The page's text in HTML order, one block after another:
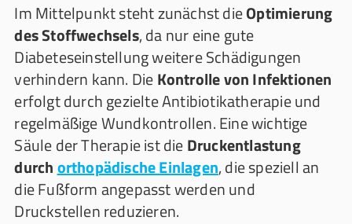
Im Mittelpunkt steht zunächst dieOptimierung
des Stoffwechsels, da nur eine gute
Diabeteseinstellung weitere Schädigungen
verhindern kann. DieKontrolle von Infektionen
erfolgt durch gezielte Antibiotikatherapie und
regelmäßige Wundkontrollen. Eine wichtige
Säule der Therapie ist dieDruckentlastung
durchorthopädische Einlagen, die speziell an
die Fußform angepasst werden und
Druckstellen reduzieren.